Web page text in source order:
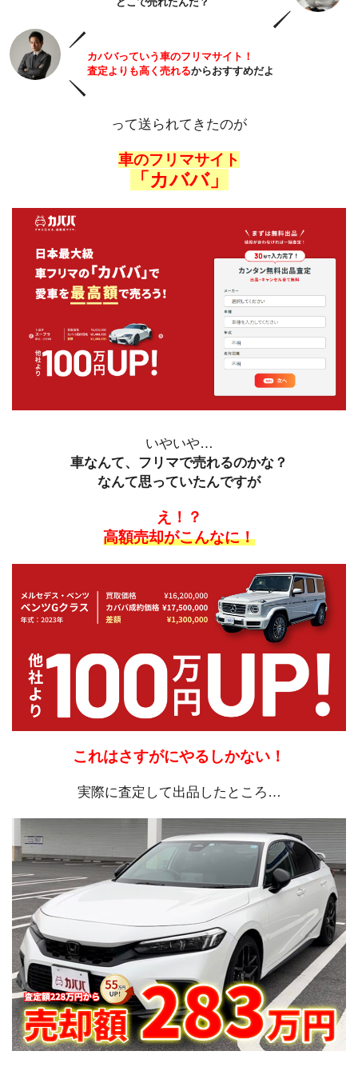
カババっていう車のフリマサイト！
査定よりも高く売れるからおすすめだよ
って送られてきたのが
車のフリマサイト
「カババ」
いやいや…
車なんて、フリマで売れるのかな？
なんて思っていたんですが
え！？
高額売却がこんなに！
これはさすがにやるしかない！
実際に査定して出品したところ…